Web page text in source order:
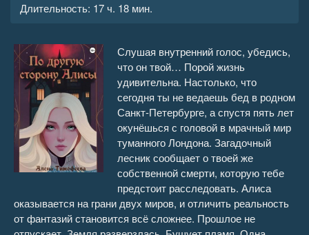
Длительность: 17 ч. 18 мин.
Слушая внутренний голос, убедись,
что он твой… Порой жизнь
удивительна. Настолько, что
сегодня ты не ведаешь бед в родном
Санкт-Петербурге, а спустя пять лет
окунёшься с головой в мрачный мир
туманного Лондона. Загадочный
лесник сообщает о твоей же
собственной смерти, которую тебе
предстоит расследовать. Алиса
оказывается на грани двух миров, и отличить реальность
от фантазий становится всё сложнее. Прошлое не